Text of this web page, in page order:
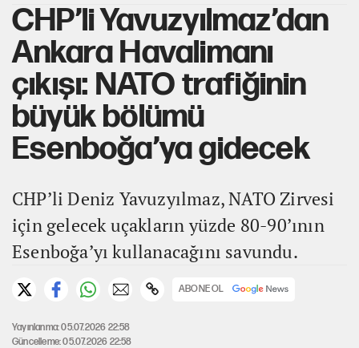
CHP’li Yavuzyılmaz’dan
Ankara Havalimanı
çıkışı: NATO trafiğinin
büyük bölümü
Esenboğa’ya gidecek
CHP’li Deniz Yavuzyılmaz, NATO Zirvesi
için gelecek uçakların yüzde 80-90’ının
Esenboğa’yı kullanacağını savundu.
ABONE OL
Yayınlanma: 05.07.2026 22:58
Güncelleme: 05.07.2026 22:58